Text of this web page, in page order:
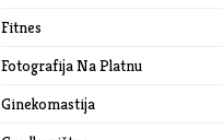
Fitnes
Fotografija Na Platnu
Ginekomastija